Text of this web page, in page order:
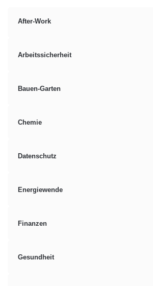
After-Work
Arbeitssicherheit
Bauen-Garten
Chemie
Datenschutz
Energiewende
Finanzen
Gesundheit